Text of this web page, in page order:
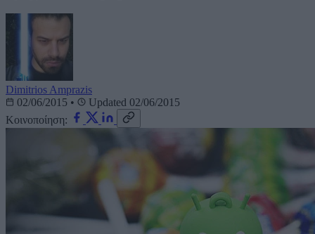
Dimitrios Amprazis
02/06/2015 •
Updated 02/06/2015
Κοινοποίηση: